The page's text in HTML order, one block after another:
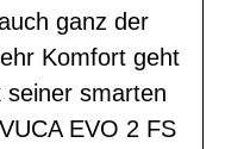
ganz der
Komfort geht
seiner smarten
EVO 2 FS